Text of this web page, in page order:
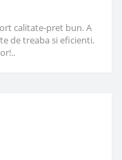
calitate-pret bun. A
de treaba si eficienti.